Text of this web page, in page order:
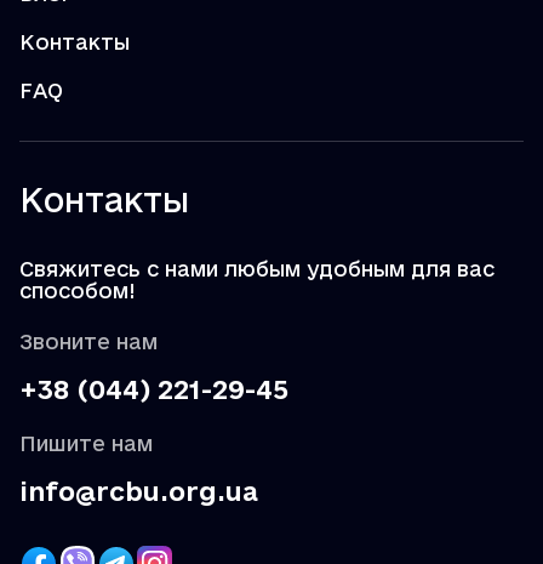
Контакты
Свяжитесь с нами любым удобным для вас
способом!
Звоните нам
+38 (044) 221-29-45
Пишите нам
info@rcbu.org.ua
Контакты
FAQ